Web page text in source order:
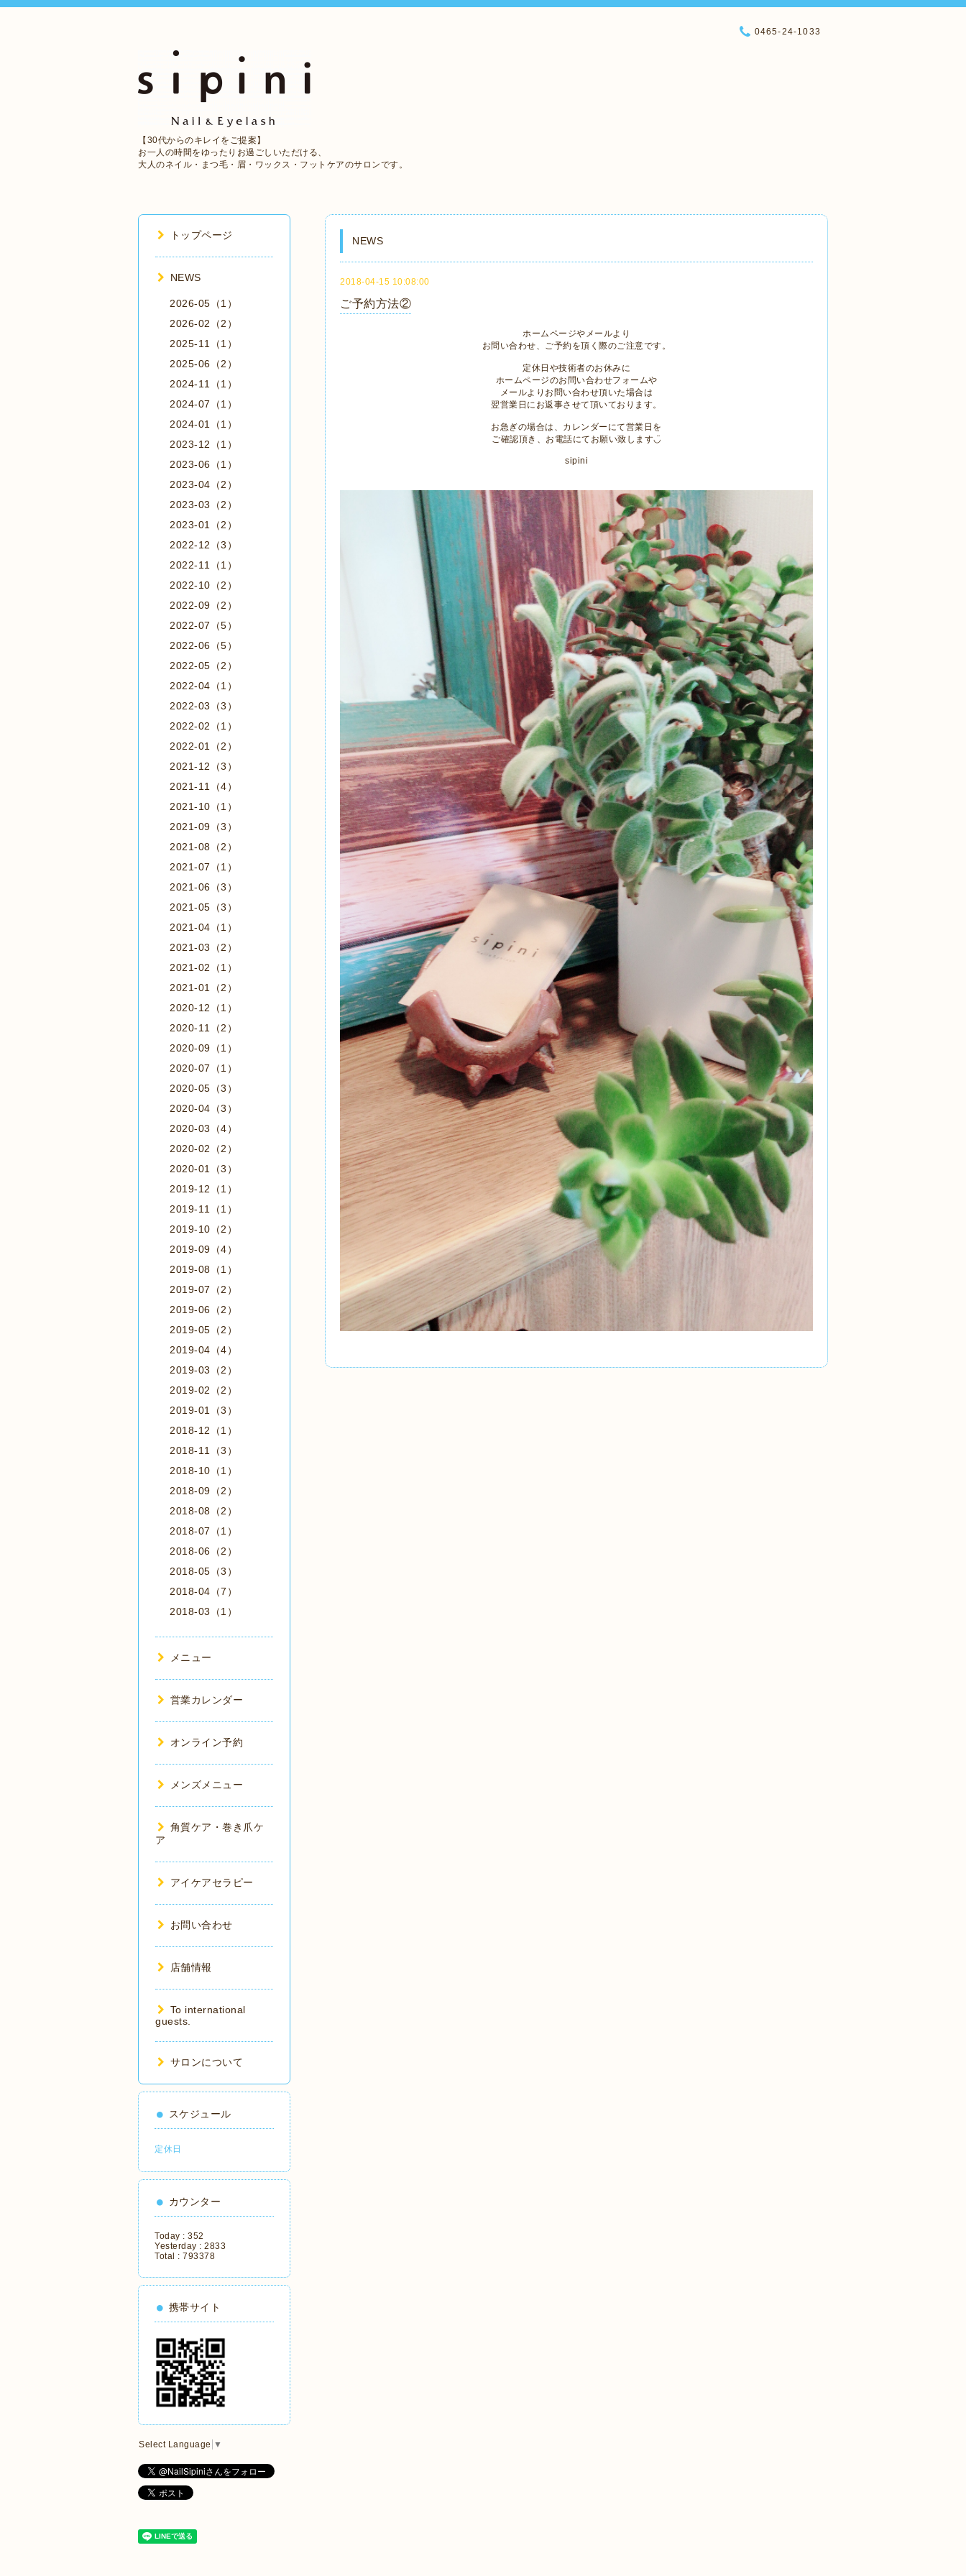
【30代からのキレイをご提案】
お一人の時間をゆったりお過ごしいただける、
大人のネイル・まつ毛・眉・ワックス・フットケアのサロンです。
0465-24-1033
NEWS
2018-04-15 10:08:00
ご予約方法②
ホームページやメールより
お問い合わせ、ご予約を頂く際のご注意です。
定休日や技術者のお休みに
ホームページのお問い合わせフォームや
メールよりお問い合わせ頂いた場合は
翌営業日にお返事させて頂いております。
お急ぎの場合は、カレンダーにて営業日を
ご確認頂き、お電話にてお願い致します◡̈
sipini
トップページ
NEWS
2026-05（1）
2026-02（2）
2025-11（1）
2025-06（2）
2024-11（1）
2024-07（1）
2024-01（1）
2023-12（1）
2023-06（1）
2023-04（2）
2023-03（2）
2023-01（2）
2022-12（3）
2022-11（1）
2022-10（2）
2022-09（2）
2022-07（5）
2022-06（5）
2022-05（2）
2022-04（1）
2022-03（3）
2022-02（1）
2022-01（2）
2021-12（3）
2021-11（4）
2021-10（1）
2021-09（3）
2021-08（2）
2021-07（1）
2021-06（3）
2021-05（3）
2021-04（1）
2021-03（2）
2021-02（1）
2021-01（2）
2020-12（1）
2020-11（2）
2020-09（1）
2020-07（1）
2020-05（3）
2020-04（3）
2020-03（4）
2020-02（2）
2020-01（3）
2019-12（1）
2019-11（1）
2019-10（2）
2019-09（4）
2019-08（1）
2019-07（2）
2019-06（2）
2019-05（2）
2019-04（4）
2019-03（2）
2019-02（2）
2019-01（3）
2018-12（1）
2018-11（3）
2018-10（1）
2018-09（2）
2018-08（2）
2018-07（1）
2018-06（2）
2018-05（3）
2018-04（7）
2018-03（1）
メニュー
営業カレンダー
オンライン予約
メンズメニュー
角質ケア・巻き爪ケ
ア
アイケアセラピー
お問い合わせ
店舗情報
To international
guests.
サロンについて
スケジュール
定休日
カウンター
Today : 352
Yesterday : 2833
Total : 793378
携帯サイト
Select Language ▼